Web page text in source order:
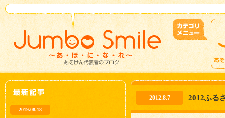
2019.08.18
2012.8.7 2012ふる